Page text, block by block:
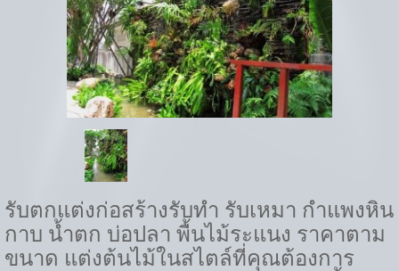
รับตกแต่งก่อสร้างรับทำ รับเหมา กำแพงหิน
กาบ น้ำตก บ่อปลา พื้นไม้ระแนง ราคาตาม
ขนาด แต่งต้นไม้ในสไตล์ที่คุณต้องการ